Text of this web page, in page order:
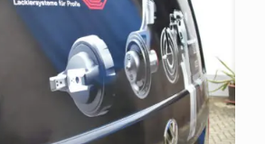
Auf Instagram folgen